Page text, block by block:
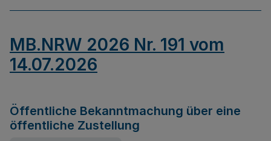
MB.NRW 2026 Nr. 191 vom
14.07.2026
Öffentliche Bekanntmachung über eine
öffentliche Zustellung